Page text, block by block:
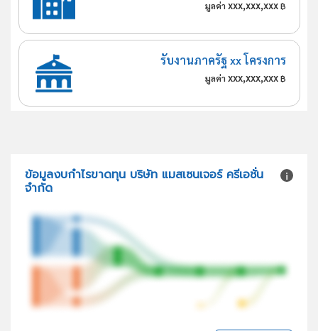
มูลค่า xxx,xxx,xxx ฿
รับงานภาครัฐ xx โครงการ
มูลค่า xxx,xxx,xxx ฿
ข้อมูลงบกำไรขาดทุน บริษัท แมสเซนเจอร์ ครีเอชั่น
จำกัด